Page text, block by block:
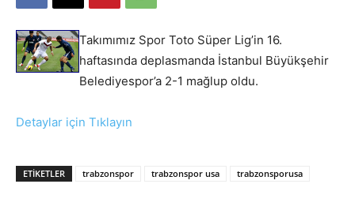
Takımımız Spor Toto Süper Lig’in 16.
haftasında deplasmanda İstanbul Büyükşehir
Belediyespor’a 2-1 mağlup oldu.
Detaylar için Tıklayın
ETIKETLER trabzonspor trabzonspor usa trabzonsporusa